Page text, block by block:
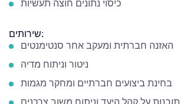
כיסוי נתונים חוצה תעשיות
שירותים:
האזנה חברתית ומעקב אחר סנטימנטים
ניטור וניתוח מדיה
בחינת ביצועים חברתיים ומחקר מגמות